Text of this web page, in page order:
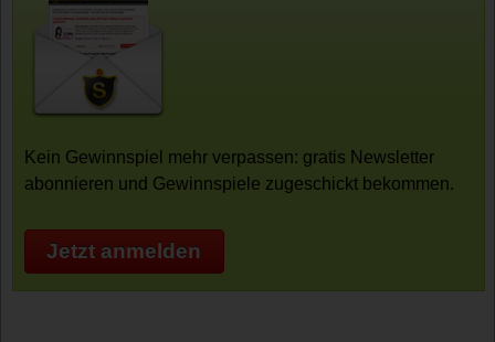
Kein Gewinnspiel mehr verpassen: gratis Newsletter
abonnieren und Gewinnspiele zugeschickt bekommen.
Jetzt anmelden